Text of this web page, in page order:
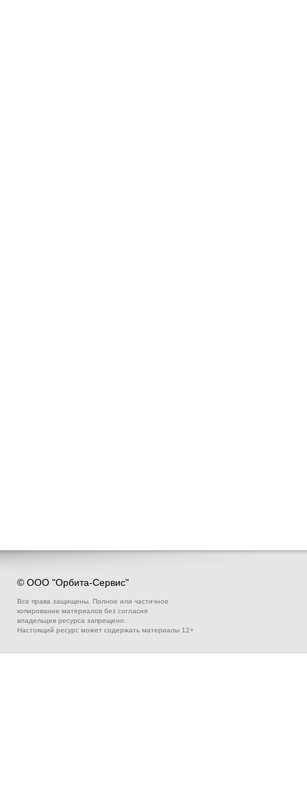
© ООО "Орбита-Сервис"
Все права защищены. Полное или частичное
копирование материалов без согласия
владельцев ресурса запрещено.
Настоящий ресурс может содержать материалы 12+